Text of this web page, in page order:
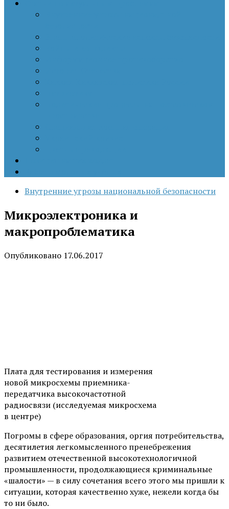
Внутренние угрозы национальной безопасности
Микроэлектроника и
макропроблематика
Опубликовано 17.06.2017
Плата для тестирования и измерения
новой микросхемы приемника-
передатчика высокочастотной
радиосвязи (исследуемая микросхема
в центре)
Погромы в сфере образования, оргия потребительства,
десятилетия легкомысленного пренебрежения
развитием отечественной высокотехнологичной
промышленности, продолжающиеся криминальные
«шалости» — в силу сочетания всего этого мы пришли к
ситуации, которая качественно хуже, нежели когда бы
то ни было.